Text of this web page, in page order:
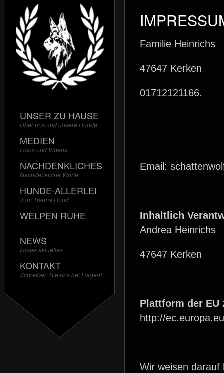
UNSER ZU HAUSE
Über uns und unsere Hunde
MEDIEN
Fotos und Videos
NACHDENKLICHES
Nachdenkliche Worte
HUNDE-ALLERLEI
Zum Thema Hund
WELPEN RUHE
NEWS
Immer aktuelles
KONTAKT
Schreiben Sie uns bei Fragen!
Familie Heinrichs
47647 Kerken
01712121166.
Email:
Inhaltlich
Andrea Heinrichs
47647 Kerken
Plattform der
http://
Wir weisen darauf